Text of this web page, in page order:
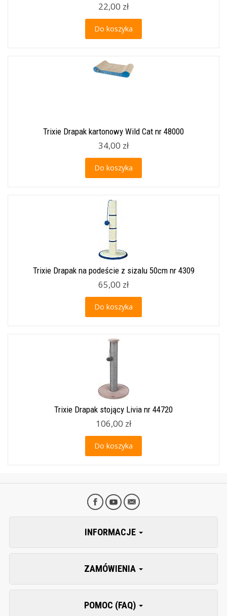
22,00 zł
Do koszyka
Trixie Drapak kartonowy Wild Cat nr 48000
34,00 zł
Do koszyka
Trixie Drapak na podeście z sizalu 50cm nr 4309
65,00 zł
Do koszyka
Trixie Drapak stojący Livia nr 44720
106,00 zł
Do koszyka
INFORMACJE
ZAMÓWIENIA
POMOC (FAQ)